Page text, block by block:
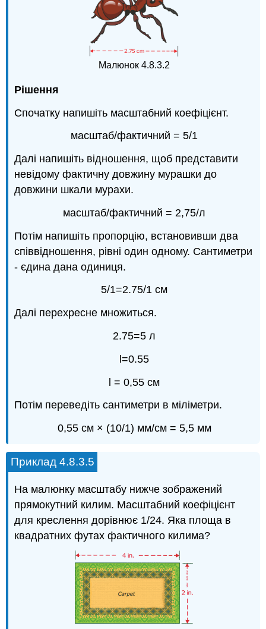
Малюнок 4.8.3.2
Рішення
Спочатку напишіть масштабний коефіцієнт.
масштаб/фактичний = 5/1
Далі напишіть відношення, щоб представити
невідому фактичну довжину мурашки до
довжини шкали мурахи.
масштаб/фактичний = 2,75/л
Потім напишіть пропорцію, встановивши два
співвідношення, рівні один одному. Сантиметри
- єдина дана одиниця.
5/1=2.75/1 см
Далі перехресне множиться.
2.75=5 л
l=0.55
l = 0,55 см
Потім переведіть сантиметри в міліметри.
0,55 см × (10/1) мм/см = 5,5 мм
Приклад 4.8.3.5
На малюнку масштабу нижче зображений
прямокутний килим. Масштабний коефіцієнт
для креслення дорівнює 1/24. Яка площа в
квадратних футах фактичного килима?